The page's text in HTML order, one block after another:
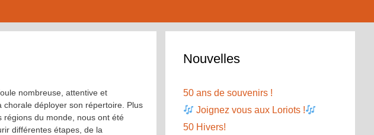
nombreuse, attentive et
déployer son répertoire. Plus
régions du monde, nous ont été
différentes étapes, de la
Nouvelles
50 ans de souvenirs !
Joignez vous aux Loriots !
50 Hivers!